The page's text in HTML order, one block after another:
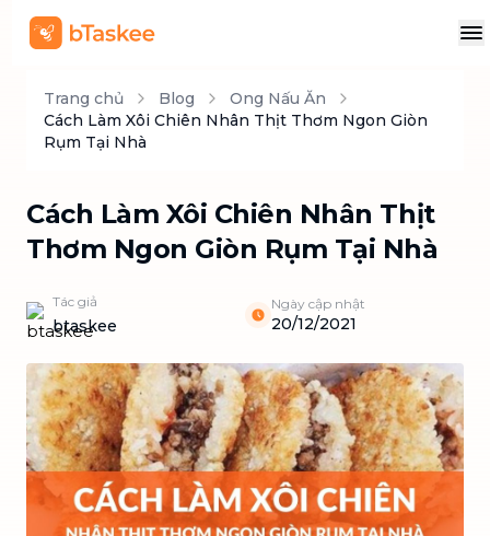
Trang chủ Blog
Ong Nấu Ăn
Cách Làm Xôi Chiên Nhân Thịt Thơm Ngon Giòn
Rụm Tại Nhà
Cách Làm Xôi Chiên Nhân Thịt
Thơm Ngon Giòn Rụm Tại Nhà
Tác giả
btaskee
Ngày cập nhật
20/12/2021